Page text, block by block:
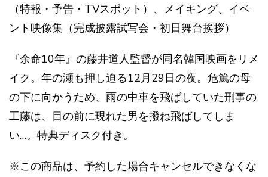
（特報・予告・TVスポット）、メイキング、イベ
ント映像集（完成披露試写会・初日舞台挨拶）
『余命10年』の藤井道人監督が同名韓国映画をリメ
イク。年の瀬も押し迫る12月29日の夜。危篤の母
の下に向かうため、雨の中車を飛ばしていた刑事の
工藤は、目の前に現れた男を撥ね飛ばしてしま
い…。特典ディスク付き。
※この商品は、予約した場合キャンセルできなくな